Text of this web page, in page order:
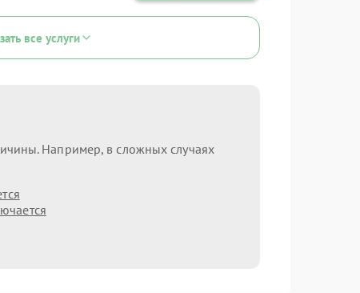
все услуги
Например, в сложных случаях